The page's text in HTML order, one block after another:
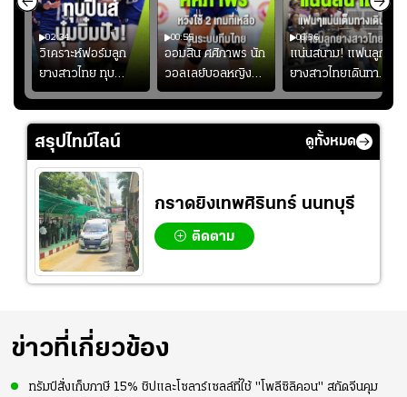
02:34
วิเคราะห์ฟอร์มลูก
ยางสาวไทย ทุบ
ฟิลิปปินส์ 3-0! "บุ๋ม
บิ๋ม" คืนสนามสุดปัง
#วอลเลย์บอลชาย
ทีมชาติไทย
00:55
ออมสิน ศศิภาพร นัก
วอลเลย์บอลหญิงทีม
ชาติไทย หวังใช้ 2
เกมที่เหลือ ปรับจู
00:36
แน่นสนาม! แฟนลูก
ยางสาวไทยเดินทาง
เข้ามาเชียร์สาวไทย
อย่างคึกคัก เพื่อให้
กำลังใจ ก่อนที่สาว
สรุปไทม์ไลน์ ดูทั้งหมด
กราดยิงเทพศิรินทร์ นนทบุรี
ติดตาม
ข่าวที่เกี่ยวข้อง
ทรัมป์สั่งเก็บภาษี 15% ชิปและโซลาร์เซลล์ที่ใช้ "โพลีซิลิคอน" สกัดจีนคุม